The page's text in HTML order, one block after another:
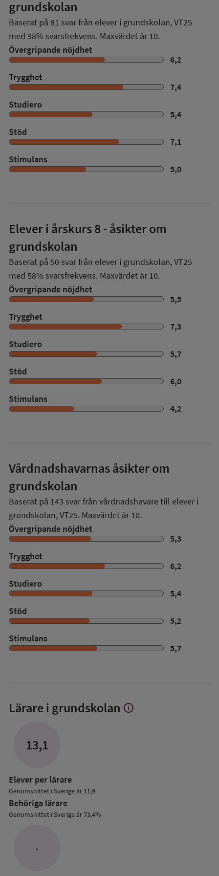
grundskolan
Baserat på 81 svar från elever i grundskolan,VT25
med 98% svarsfrekvens. Maxvärdet är 10.
Övergripande nöjdhet
6,2
Trygghet
7,4
Studiero
5,4
Stöd
7,1
Stimulans
5,0
Elever i årskurs 8- åsikter om
grundskolan
Baserat på 50 svar från elever i grundskolan,VT25
med 58% svarsfrekvens. Maxvärdet är 10.
Övergripande nöjdhet
5,5
Trygghet
7,3
Studiero
5,7
Stöd
6,0
Stimulans
4,2
Vårdnadshavarnas åsikter om
grundskolan
Baserat på 143 svar från vårdnadshavare till elever i
grundskolan,VT25. Maxvärdet är 10.
Övergripande nöjdhet
5,3
Trygghet
6,2
Studiero
5,4
Stöd
5,2
Stimulans
5,7
Lärare i grundskolan Visa
info
13,1
Elever per lärare
Genomsnittet i Sverige är 11,9
Behöriga lärare
Genomsnittet i Sverige är 73,4%
-